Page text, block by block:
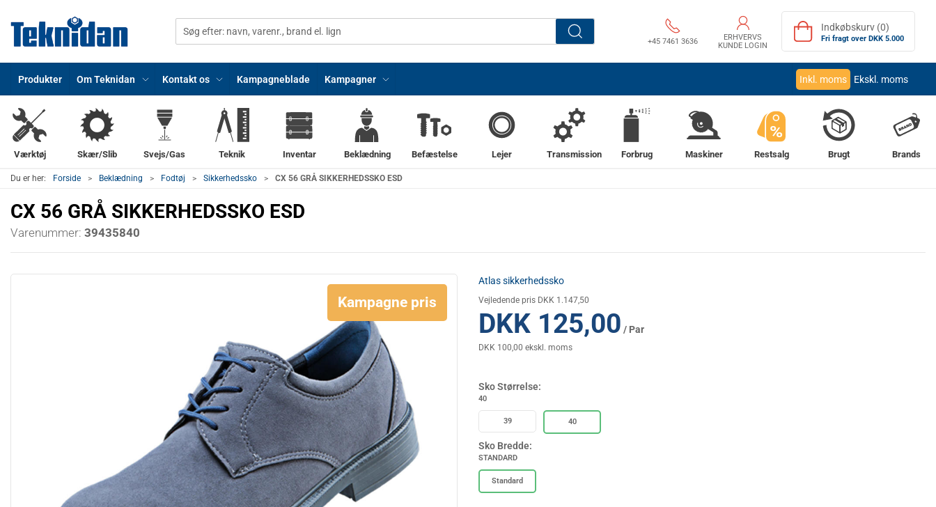
+45 7461 3636
ERHVERVS
KUNDE LOGIN
Indkøbskurv (0)
Fri fragt over DKK 5.000
Produkter Om Teknidan Kontakt os Kampagneblade Kampagner Inkl. moms Ekskl. moms
Værktøj Skær/Slib Svejs/Gas Teknik Inventar Beklædning Befæstelse Lejer Transmission Forbrug Maskiner
%
Restsalg Brugt Brands
Du er her: Forside Beklædning Fodtøj Sikkerhedssko CX 56 GRÅ SIKKERHEDSSKO ESD
CX 56 GRÅ SIKKERHEDSSKO ESD
Varenummer: 39435840
Kampagne pris
Atlas sikkerhedssko
Vejledende pris DKK 1.147,50
DKK 125,00 / Par
DKK 100,00 ekskl. moms
Sko Størrelse:
40
39 40
Sko Bredde:
STANDARD
Standard